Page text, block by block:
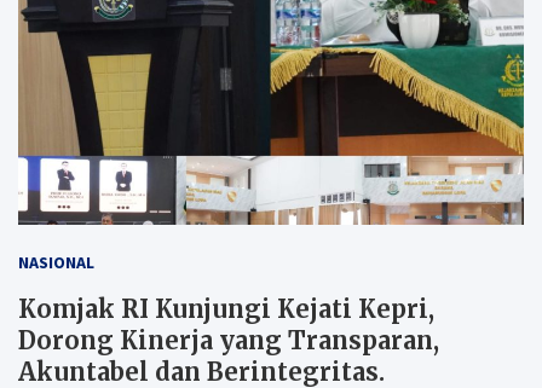
NASIONAL
Komjak RI Kunjungi Kejati Kepri,
Dorong Kinerja yang Transparan,
Akuntabel dan Berintegritas.